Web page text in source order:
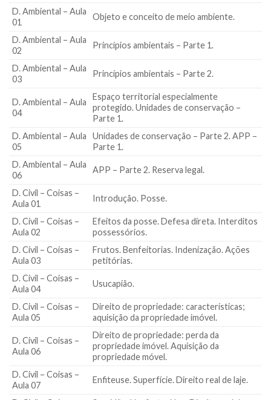
D. Ambiental – Aula
01
Objeto e conceito de meio ambiente.
D. Ambiental – Aula
02
Princípios ambientais – Parte 1.
D. Ambiental – Aula
03
Princípios ambientais – Parte 2.
D. Ambiental – Aula
04
Espaço territorial especialmente
protegido. Unidades de conservação –
Parte 1.
D. Ambiental – Aula
05
Unidades de conservação – Parte 2. APP –
Parte 1.
D. Ambiental – Aula
06
APP – Parte 2. Reserva legal.
D. Civil – Coisas –
Aula 01
Introdução. Posse.
D. Civil – Coisas –
Aula 02
Efeitos da posse. Defesa direta. Interditos
possessórios.
D. Civil – Coisas –
Aula 03
Frutos. Benfeitorias. Indenização. Ações
petitórias.
D. Civil – Coisas –
Aula 04
Usucapião.
D. Civil – Coisas –
Aula 05
Direito de propriedade: características;
aquisição da propriedade imóvel.
D. Civil – Coisas –
Aula 06
Direito de propriedade: perda da
propriedade imóvel. Aquisição da
propriedade móvel.
D. Civil – Coisas –
Aula 07
Enfiteuse. Superfície. Direito real de laje.